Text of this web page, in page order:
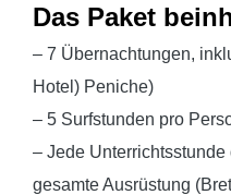
Das Paket
– 7 Übernachtungen,
Hotel) Peniche)
– 5 Surfstunden pro
– Jede
gesamte Ausrüstung